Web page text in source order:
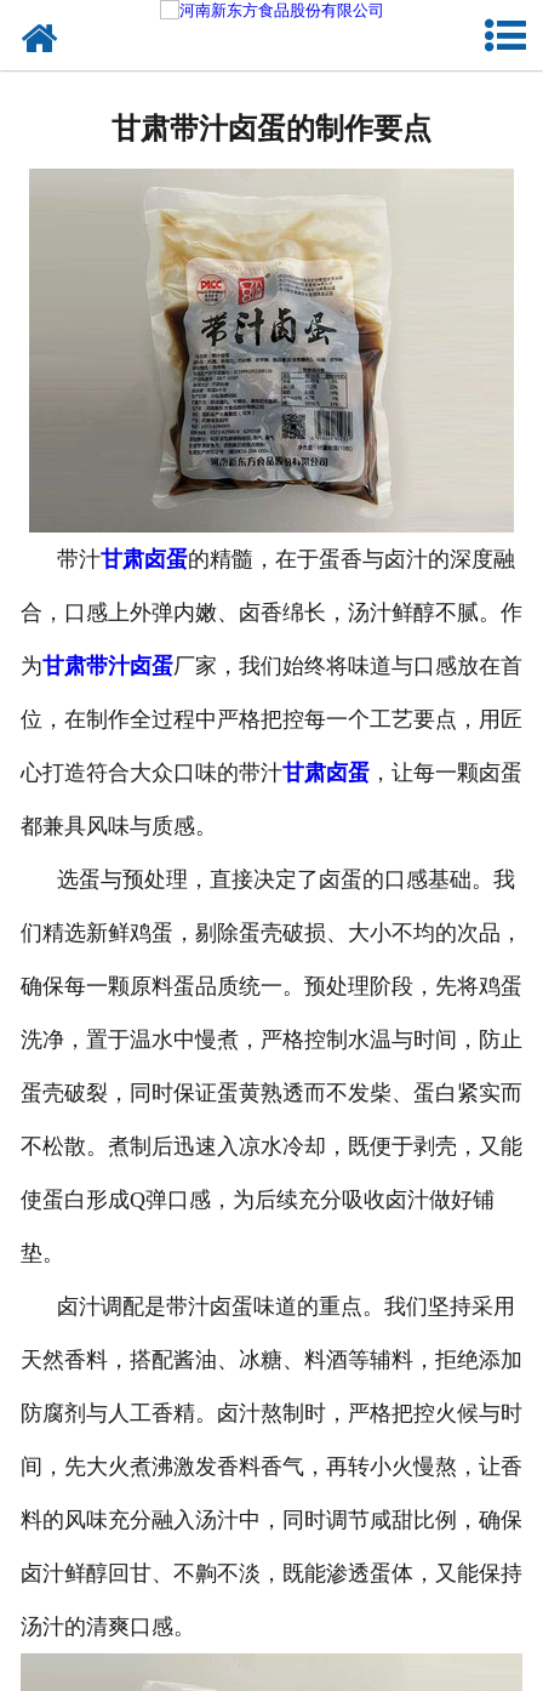
新闻资讯
关于新东方
加入新东方
联系我们
甘肃带汁卤蛋的制作要点
带汁甘肃卤蛋的精髓，在于蛋香与卤汁的深度融
合，口感上外弹内嫩、卤香绵长，汤汁鲜醇不腻。作
为甘肃带汁卤蛋厂家，我们始终将味道与口感放在首
位，在制作全过程中严格把控每一个工艺要点，用匠
心打造符合大众口味的带汁甘肃卤蛋，让每一颗卤蛋
都兼具风味与质感。
选蛋与预处理，直接决定了卤蛋的口感基础。我
们精选新鲜鸡蛋，剔除蛋壳破损、大小不均的次品，
确保每一颗原料蛋品质统一。预处理阶段，先将鸡蛋
洗净，置于温水中慢煮，严格控制水温与时间，防止
蛋壳破裂，同时保证蛋黄熟透而不发柴、蛋白紧实而
不松散。煮制后迅速入凉水冷却，既便于剥壳，又能
使蛋白形成Q弹口感，为后续充分吸收卤汁做好铺
垫。
卤汁调配是带汁卤蛋味道的重点。我们坚持采用
天然香料，搭配酱油、冰糖、料酒等辅料，拒绝添加
防腐剂与人工香精。卤汁熬制时，严格把控火候与时
间，先大火煮沸激发香料香气，再转小火慢熬，让香
料的风味充分融入汤汁中，同时调节咸甜比例，确保
卤汁鲜醇回甘、不齁不淡，既能渗透蛋体，又能保持
汤汁的清爽口感。